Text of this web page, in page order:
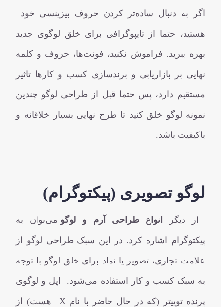
اگر به دنبال ساده‌تر کردن حروف بیزینسی خود
هستید، حتما از تایپوگرافی برای خلق لوگوی جدید
بهره ببرید. فراموش نکنید، فونت‌ها، حروف و کلمه
نهایی بر بازاریابی و برندسازی کسب و کارها تاثیر
مستقیم دارد، پس حتما قبل از طراحی لوگو چندین
نمونه لوگو خلق کنید تا طرح نهایی بسیار خلاقانه و
باکیفیت باشد.
لوگو تصویری (پیکتوگرام)
از دیگر انواع طراحی آرم و لوگو می‌توان به
پیکتوگرام اشاره کرد. در این سبک طراحی لوگو از
علامت تجاری، تصویر یا نماد برای خلق لوگو با توجه
به سبک کسب و کار استفاده می‌شود. اپل و لوگوی
پرنده توییتر (که در حال حاضر با نام X هست) از